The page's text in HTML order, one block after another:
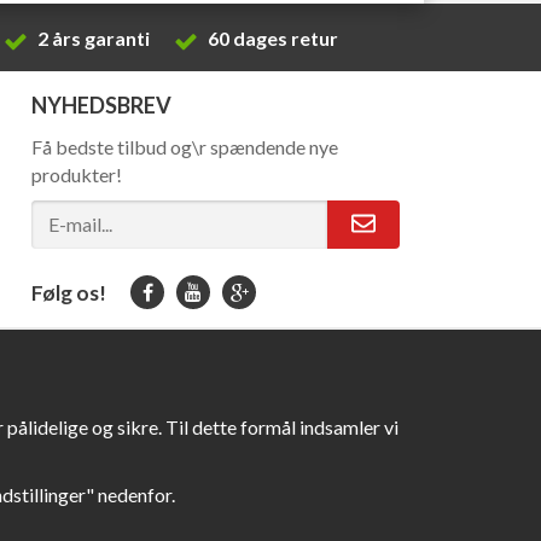
2 års garanti 60 dages retur
NYHEDSBREV
Få bedste tilbud og\r spændende nye
produkter!
Følg os!
og sikre. Til dette formål indsamler vi
nedenfor.